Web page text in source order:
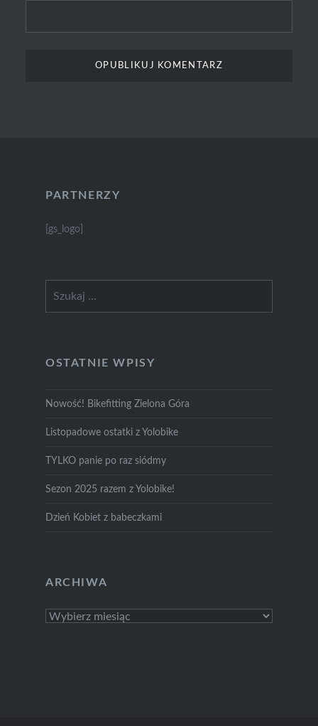
PARTNERZY
[gs_logo]
OSTATNIE WPISY
Nowość! Bikefitting Zielona Góra
Listopadowe ostatki z Yolobike
TYLKO panie po raz siódmy
Sezon 2025 razem z Yolobike!
Dzień Kobiet z babeczkami
ARCHIWA
Archiwa